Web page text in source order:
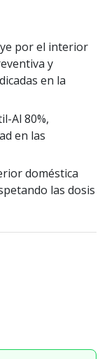
por el interior
y
en la
Al 80%,
en las
doméstica
las dosis